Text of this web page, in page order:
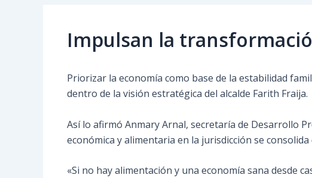
Impulsan la
Priorizar la economía como base de la estabilidad
dentro de la visión estratégica del alcalde Farith Fraija.
Así lo afirmó Anmary Arnal, secretaría de Desarrollo
económica y alimentaria en la jurisdicción se
«Si no hay alimentación y una economía sana desde